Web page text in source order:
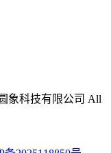
象科技有限公司 All